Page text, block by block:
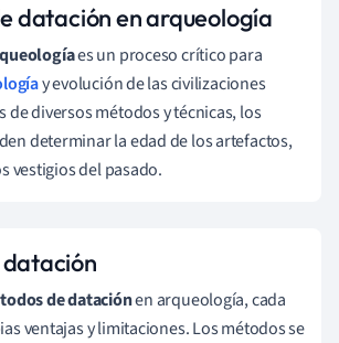
datación en arqueología
es un proceso crítico para
y evolución de las civilizaciones
de diversos métodos y técnicas, los
determinar la edad de los artefactos,
vestigios del pasado.
de dataciónen arqueología, cada
ventajas y limitaciones. Los métodos se